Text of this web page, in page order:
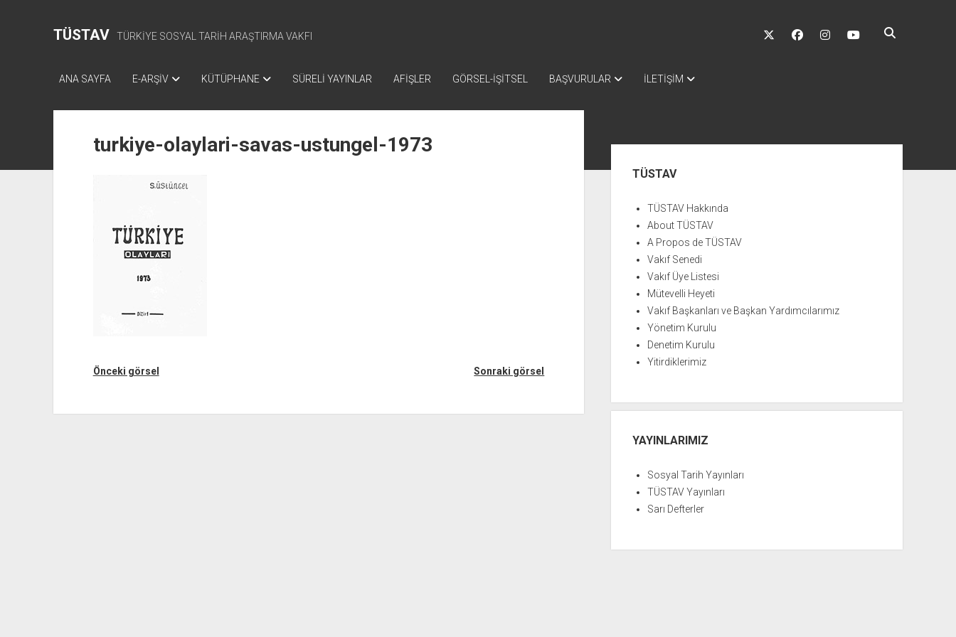
TÜSTAV TÜRKİYE SOSYAL TARİH ARAŞTIRMA VAKFI
twitter facebookinstagramyoutube
ANA SAYFA E-ARŞİV KÜTÜPHANE SÜRELİ YAYINLAR AFİŞLER GÖRSEL-İŞİTSEL BAŞVURULAR İLETİŞİM
turkiye-olaylari-savas-ustungel-1973
Önceki görsel Sonraki görsel
MenüTÜSTAV
TÜSTAV Hakkında
About TÜSTAV
A Propos de TÜSTAV
Vakıf Senedi
Vakıf Üye Listesi
Mütevelli Heyeti
Vakıf Başkanları ve Başkan Yardımcılarımız
Yönetim Kurulu
Denetim Kurulu
Yitirdiklerimiz
YAYINLARIMIZ
Sosyal Tarih Yayınları
TÜSTAV Yayınları
Sarı Defterler